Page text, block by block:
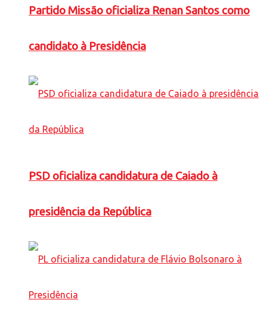
Partido Missão oficializa Renan Santos como
candidato à Presidência
PSD oficializa candidatura de Caiado à
presidência da República